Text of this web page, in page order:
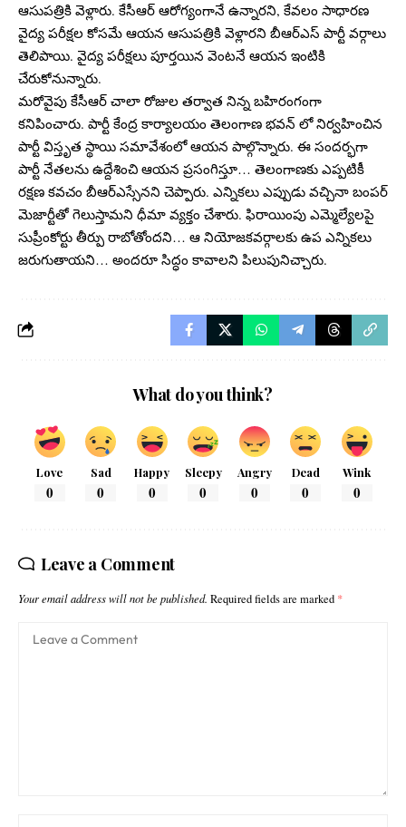
ఆసుపత్రికి వెళ్లారు. కేసీఆర్ ఆరోగ్యంగానే ఉన్నారని, కేవలం సాధారణ
వైద్య పరీక్షల కోసమే ఆయన ఆసుపత్రికి వెళ్లారని బీఆర్ఎస్ పార్టీ వర్గాలు
తెలిపాయి. వైద్య పరీక్షలు పూర్తయిన వెంటనే ఆయన ఇంటికి
చేరుకోనున్నారు.
మరోవైపు కేసీఆర్ చాలా రోజుల తర్వాత నిన్న బహిరంగంగా
కనిపించారు. పార్టీ కేంద్ర కార్యాలయం తెలంగాణ భవన్ లో నిర్వహించిన
పార్టీ విస్తృత స్థాయి సమావేశంలో ఆయన పాల్గొన్నారు. ఈ సందర్భగా
పార్టీ నేతలను ఉద్దేశించి ఆయన ప్రసంగిస్తూ… తెలంగాణకు ఎప్పటికీ
రక్షణ కవచం బీఆర్ఎస్సేనని చెప్పారు. ఎన్నికలు ఎప్పుడు వచ్చినా బంపర్
మెజార్టీతో గెలుస్తామని ధీమా వ్యక్తం చేశారు. ఫిరాయింపు ఎమ్మెల్యేలపై
సుప్రీంకోర్టు తీర్పు రాబోతోందని… ఆ నియోజకవర్గాలకు ఉప ఎన్నికలు
జరుగుతాయని… అందరూ సిద్ధం కావాలని పిలుపునిచ్చారు.
What do you think?
Love
0
Sad
0
Happy
0
Sleepy
0
Angry
0
Dead
0
Wink
0
Leave a Comment
Your email address will not be published. Required fields are marked *